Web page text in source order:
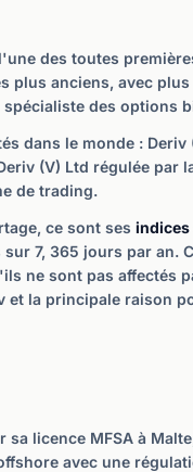
des toutes
anciens, avec
des options
dans le monde :
(V) Ltd régulée
de trading.
ce sont ses
7, 365 jours par
ne sont pas affectés
la principale raison
licence MFSA à
avec une